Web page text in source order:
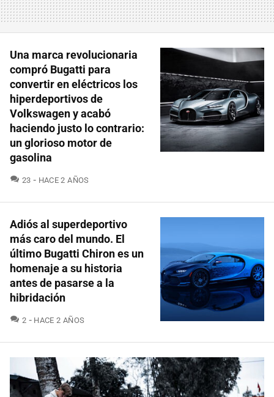
Una marca revolucionaria
compró Bugatti para
convertir en eléctricos los
hiperdeportivos de
Volkswagen y acabó
haciendo justo lo contrario:
un glorioso motor de
gasolina
23 COMENTARIOS
HACE 2 AÑOS
Adiós al superdeportivo
más caro del mundo. El
último Bugatti Chiron es un
homenaje a su historia
antes de pasarse a la
hibridación
2 COMENTARIOS
HACE 2 AÑOS